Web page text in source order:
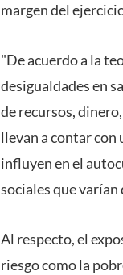
margen del
"De acuerdo a la
desigualdades en
de recursos,
llevan a contar con
influyen en el
sociales que
Al respecto, el
riesgo como la